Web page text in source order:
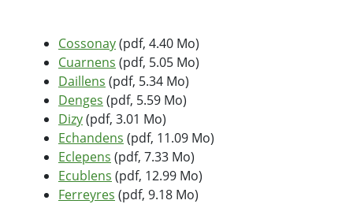
Cossonay(pdf, 4.40 Mo)
Cuarnens (pdf, 5.05 Mo)
Daillens (pdf, 5.34 Mo)
Denges (pdf, 5.59 Mo)
Dizy(pdf, 3.01 Mo)
Echandens (pdf, 11.09 Mo)
Eclepens (pdf, 7.33 Mo)
Ecublens (pdf, 12.99 Mo)
Ferreyres (pdf, 9.18 Mo)